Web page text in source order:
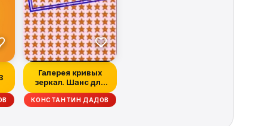
Галерея кривых
зеркал. Шанс для
предателя(СИ)
КОНСТАНТИН ДАДОВ